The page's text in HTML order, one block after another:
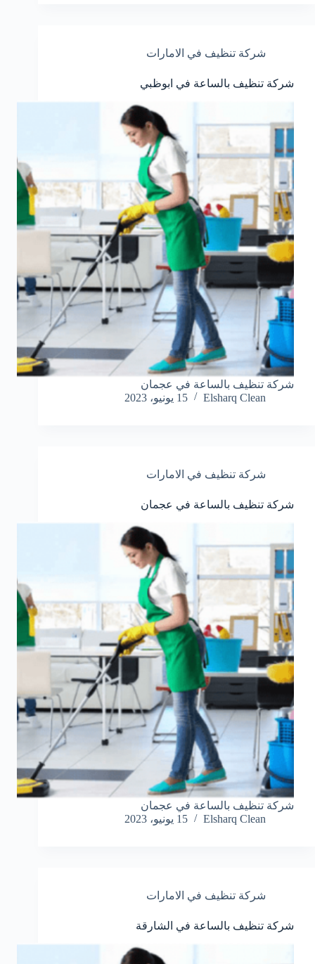
شركة تنظيف في الامارات
شركة تنظيف بالساعة في ابوظبي
شركة تنظيف بالساعة في عجمان
Elsharq Clean
15 يونيو، 2023
شركة تنظيف في الامارات
شركة تنظيف بالساعة في عجمان
شركة تنظيف بالساعة في عجمان
Elsharq Clean
15 يونيو، 2023
شركة تنظيف في الامارات
شركة تنظيف بالساعة في الشارقة